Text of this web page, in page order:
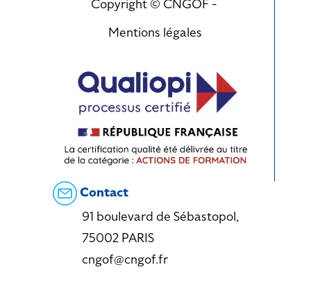
Copyright © CNGOF -
Mentions légales
Contact
91 boulevard de Sébastopol,
75002 PARIS
cngof@cngof.fr